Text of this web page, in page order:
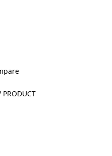
PRODUCT